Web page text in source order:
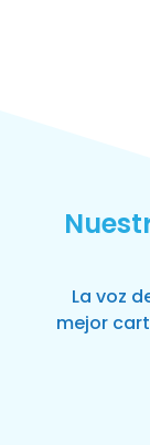
La voz
mejor